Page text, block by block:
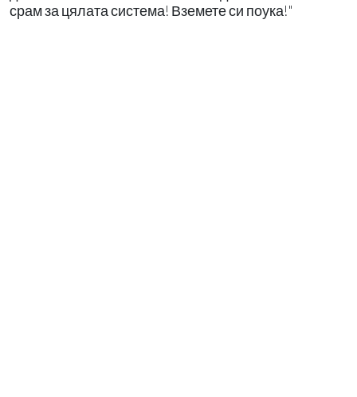
срам за цялата система! Вземете си поука!"